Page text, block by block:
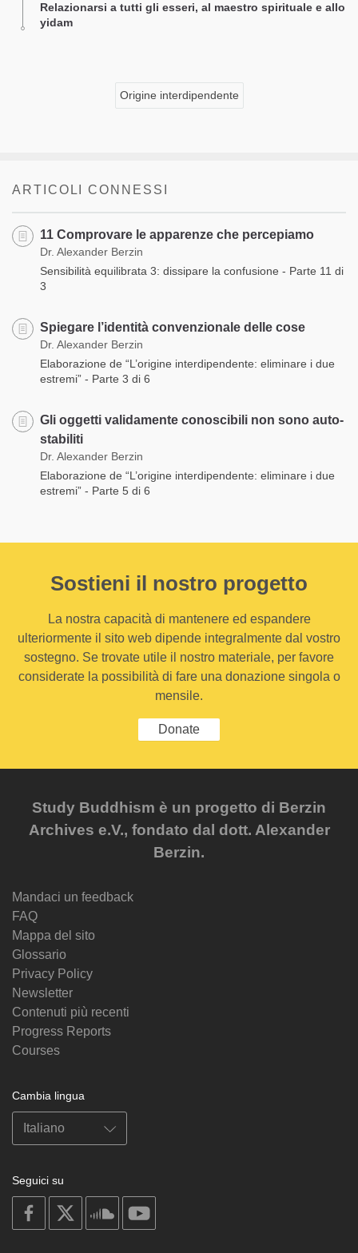
Relazionarsi a tutti gli esseri, al maestro spirituale e allo
yidam
Origine interdipendente
ARTICOLI CONNESSI
11 Comprovare le apparenze che percepiamo
Dr. Alexander Berzin
Sensibilità equilibrata 3: dissipare la confusione - Parte 11 di
3
Spiegare l’identità convenzionale delle cose
Dr. Alexander Berzin
Elaborazione de “L’origine interdipendente: eliminare i due
estremi” - Parte 3 di 6
Gli oggetti validamente conoscibili non sono auto-
stabiliti
Dr. Alexander Berzin
Elaborazione de “L’origine interdipendente: eliminare i due
estremi” - Parte 5 di 6
Sostieni il nostro progetto
La nostra capacità di mantenere ed espandere
ulteriormente il sito web dipende integralmente dal vostro
sostegno. Se trovate utile il nostro materiale, per favore
considerate la possibilità di fare una donazione singola o
mensile.
Donate
Study Buddhism è un progetto di Berzin
Archives e.V., fondato dal dott. Alexander
Berzin.
Mandaci un feedback
FAQ
Mappa del sito
Glossario
Privacy Policy
Newsletter
Contenuti più recenti
Progress Reports
Courses
Cambia lingua
Seguici su
on
facebook
soundcloud